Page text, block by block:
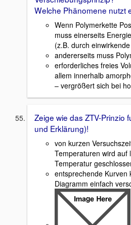
Welche Phänomene nutzt
Wenn Polymerkette
muss einerseits
(z.B. durch
andererseits muss
erforderliches freies
allem innerhalb
– vergrößert sich bei
Zeige wie das ZTV-Prinzio
und Erklärung)!
von kurzen
Temperaturen wird auf
Temperatur
entsprechende Kurven
Diagramm einfach